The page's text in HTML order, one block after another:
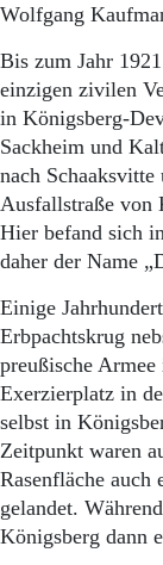
Wolfgang
Bis zum Jahr
einzigen zivilen
in Königsberg-
Sackheim und
nach Schaaksvitte
Ausfallstraße von
Hier befand sich
daher der Name
Einige
Erbpachtskrug
preußische
Exerzierplatz in
selbst in
Zeitpunkt waren
Rasenfläche
gelandet.
Königsberg dann